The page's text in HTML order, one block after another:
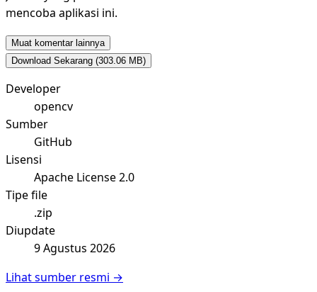
mencoba aplikasi ini.
Muat komentar lainnya
Download Sekarang (303.06 MB)
Developer
opencv
Sumber
GitHub
Lisensi
Apache License 2.0
Tipe file
.zip
Diupdate
9 Agustus 2026
Lihat sumber resmi →